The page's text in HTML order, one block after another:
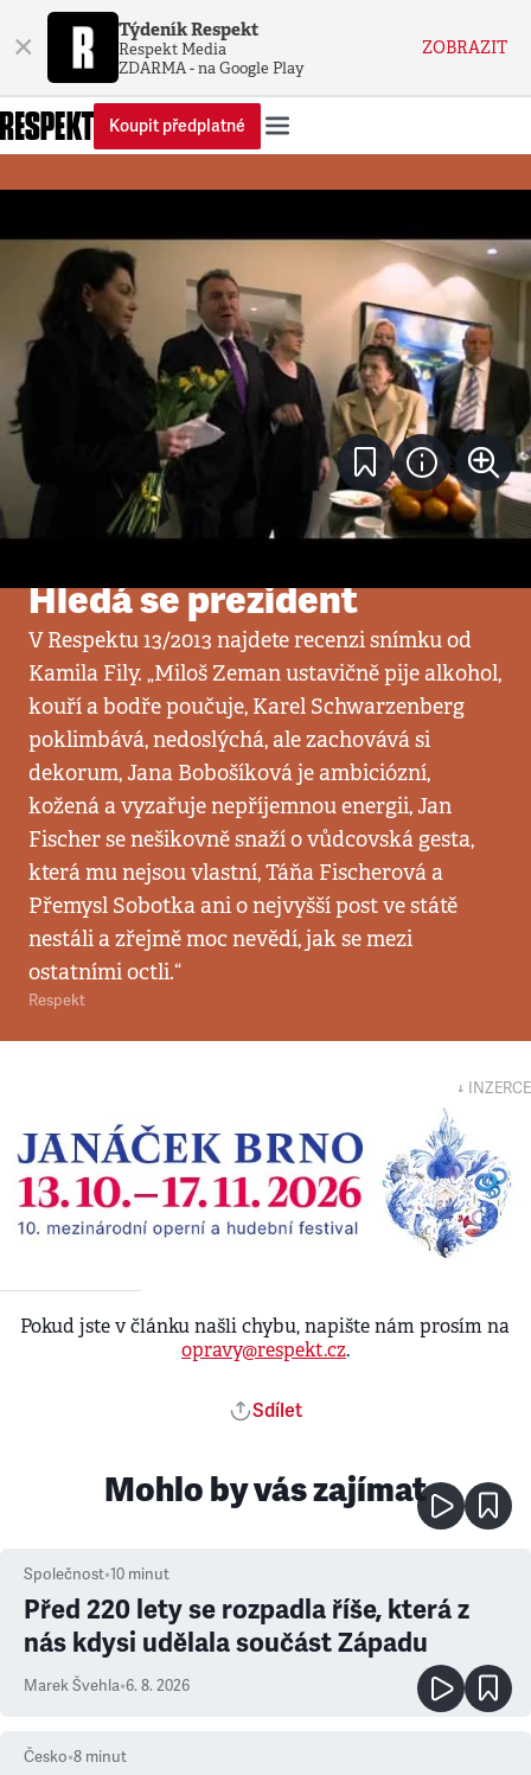
× Týdeník Respekt
Respekt Media
ZDARMA - na Google Play
ZOBRAZIT
Koupit předplatné
Hledá se prezident
V Respektu 13/2013 najdete recenzi snímku od
Kamila Fily. „Miloš Zeman ustavičně pije alkohol,
kouří a bodře poučuje, Karel Schwarzenberg
poklimbává, nedoslýchá, ale zachovává si
dekorum, Jana Bobošíková je ambiciózní,
kožená a vyzařuje nepříjemnou energii, Jan
Fischer se nešikovně snaží o vůdcovská gesta,
která mu nejsou vlastní, Táňa Fischerová a
Přemysl Sobotka ani o nejvyšší post ve státě
nestáli a zřejmě moc nevědí, jak se mezi
ostatními octli.“
Respekt
↓ INZERCE
Pokud jste v článku našli chybu, napište nám prosím na
opravy@respekt.cz.
Sdílet
Mohlo by vás zajímat
Společnost•10 minut
Před 220 lety se rozpadla říše, která z
nás kdysi udělala součást Západu
Marek Švehla•6. 8. 2026
Česko•8 minut